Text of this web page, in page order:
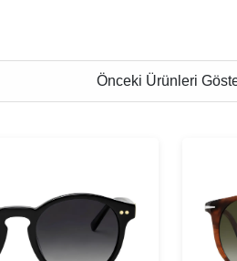
Önceki Ürünleri